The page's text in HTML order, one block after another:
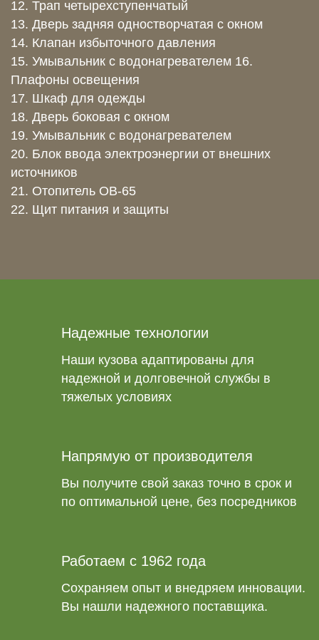
12. Трап четырехступенчатый
13. Дверь задняя одностворчатая с окном
14. Клапан избыточного давления
15. Умывальник с водонагревателем 16.
Плафоны освещения
17. Шкаф для одежды
18. Дверь боковая с окном
19. Умывальник с водонагревателем
20. Блок ввода электроэнергии от внешних
источников
21. Отопитель ОВ-65
22. Щит питания и защиты
Надежные технологии
Наши кузова адаптированы для
надежной и долговечной службы в
тяжелых условиях
Напрямую от производителя
Вы получите свой заказ точно в срок и
по оптимальной цене, без посредников
Работаем с 1962 года
Сохраняем опыт и внедряем инновации.
Вы нашли надежного поставщика.